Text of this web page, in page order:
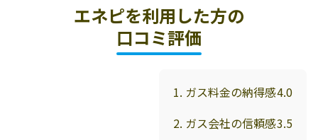
エネピを利用した方の
口コミ評価
1. ガス料金の納得感4.0
2. ガス会社の信頼感3.5